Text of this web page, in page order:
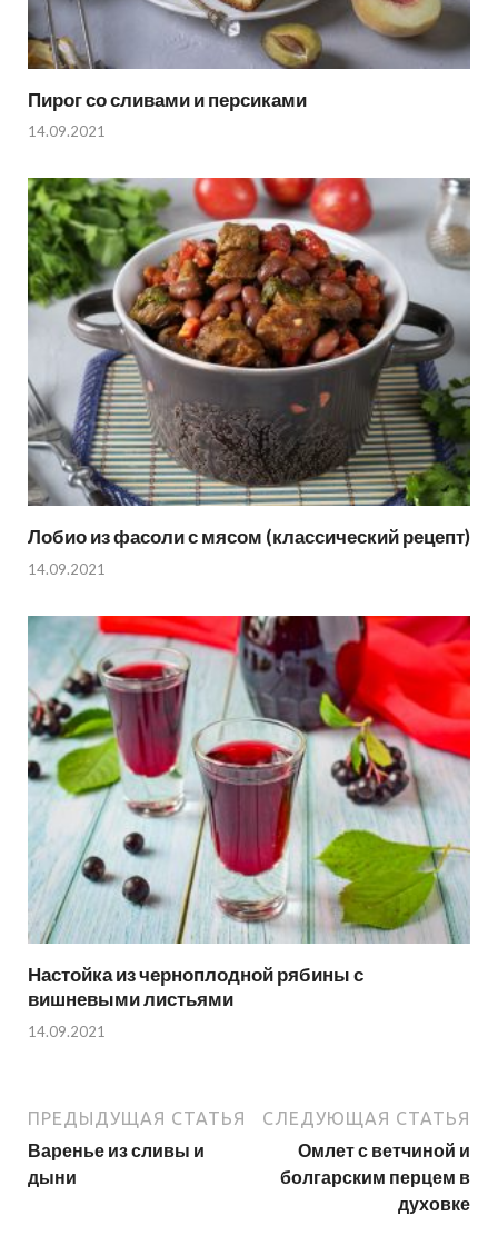
Пирог со сливами и персиками
14.09.2021
Лобио из фасоли с мясом (классический рецепт)
14.09.2021
Настойка из черноплодной рябины с
вишневыми листьями
14.09.2021
ПРЕДЫДУЩАЯ СТАТЬЯ
Варенье из сливы и
дыни
СЛЕДУЮЩАЯ СТАТЬЯ
Омлет с ветчиной и
болгарским перцем в
духовке